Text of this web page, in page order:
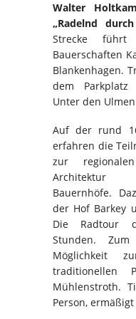
Walter
„Radelnd
Strecke
Bauerschaften
Blankenhagen.
dem Parkplatz
Unter den
Auf der rund
erfahren die
zur
Architektur
Bauernhöfe.
der Hof Barkey
Die Radtour
Stunden.
Möglichkeit
traditionellen
Mühlenstroth.
Person, ermäßigt